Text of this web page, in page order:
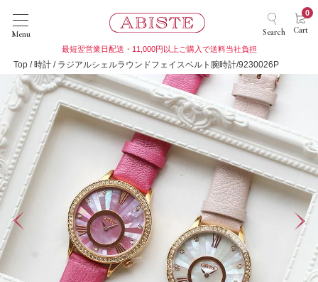
Menu Search Cart
0
最短翌営業日配送・11,000円以上ご購入で送料当社負担
Top 時計 ラジアルシェルラウンドフェイスベルト腕時計/9230026P